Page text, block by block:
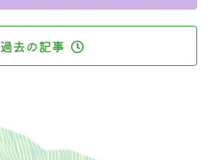
過去の記事